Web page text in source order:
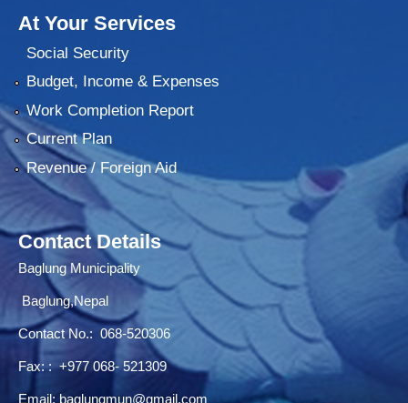
At Your Services
Social Security
Budget, Income & Expenses
Work Completion Report
Current Plan
Revenue / Foreign Aid
Contact Details
Baglung Municipality
Baglung,Nepal
Contact No.: 068-520306
Fax: : +977 068- 521309
Email: baglungmun@gmail.com